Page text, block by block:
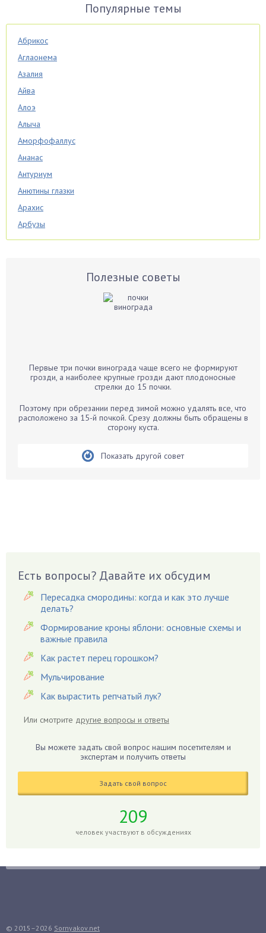
Популярные темы
Абрикос
Аглаонема
Азалия
Айва
Алоэ
Алыча
Аморфофаллус
Ананас
Антуриум
Анютины глазки
Арахис
Арбузы
Аспарагус
Бархатцы
Белые грибы
Бирючина
Вишня
Вредители
Гардения
Гацания
Гвоздики
Георгины
Герань
Гиацинт
Гиппеаструм
Годжи
Голубика
Гуава
Полезные советы
Первые три почки винограда чаще всего не формируют
грозди, а наиболее крупные грозди дают плодоносные
стрелки до 15 почки.
Поэтому при обрезании перед зимой можно удалять все, что
расположено за 15-й почкой. Срезу должны быть обращены в
сторону куста.
Показать другой совет
Есть вопросы? Давайте их обсудим
Пересадка смородины: когда и как это лучше
делать?
Формирование кроны яблони: основные схемы и
важные правила
Как растет перец горошком?
Мульчирование
Как вырастить репчатый лук?
Или смотрите другие вопросы и ответы
Вы можете задать свой вопрос нашим посетителям и
экспертам и получить ответы
Задать свой вопрос
209
человек участвуют в обсуждениях
© 2015–2026 Sornyakov.net